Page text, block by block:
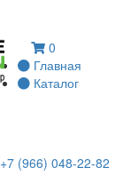
0
Главная
Каталог
+7 (966) 048-22-82